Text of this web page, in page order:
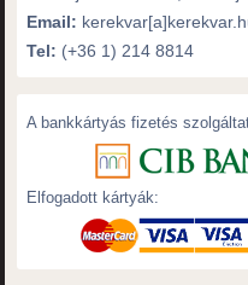
Email:
Tel: (+36 1) 214 8814
A bankkártyás fizetés
Elfogadott kártyák: